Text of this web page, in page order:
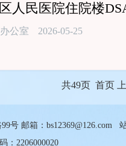
人民医院住院楼
公室 2026-05-25
共49页 首页
号 邮箱：bs12369@126.com
：2206000020